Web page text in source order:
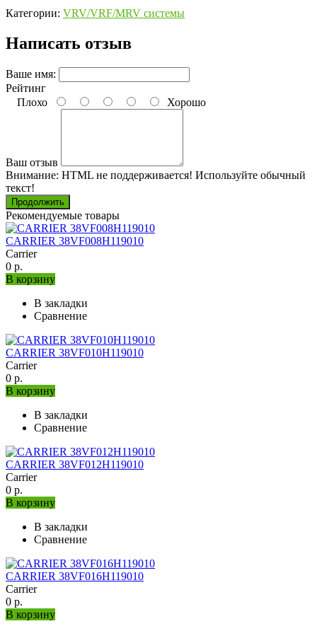
Категории: VRV/VRF/MRV системы
Написать отзыв
Ваше имя:
Рейтинг
Плохо
Хорошо
Ваш отзыв
Внимание: HTML не поддерживается! Используйте обычный
текст!
Продолжить
Рекомендуемые товары
CARRIER 38VF008H119010
Carrier
0 р.
В корзину
В закладки
Сравнение
CARRIER 38VF010H119010
Carrier
0 р.
В корзину
В закладки
Сравнение
CARRIER 38VF012H119010
Carrier
0 р.
В корзину
В закладки
Сравнение
CARRIER 38VF016H119010
Carrier
0 р.
В корзину